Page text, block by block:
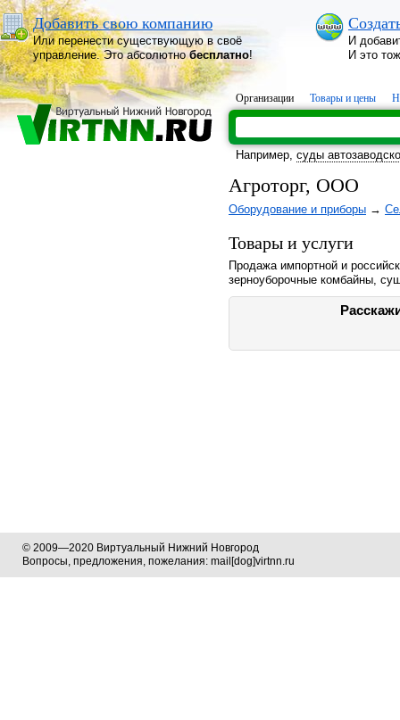
Добавить свою компанию
Или перенести существующую в своё
управление. Это абсолютнобесплатно!
И
И это
Организации Товары и цены
Например, суды
Агроторг, ООО
Оборудование и приборы →
Товары и услуги
Продажа импортной и
зерноуборочные комбайны,
© 2009—2020 Виртуальный Нижний Новгород
Вопросы, предложения, пожелания: mail[dog]virtnn.ru